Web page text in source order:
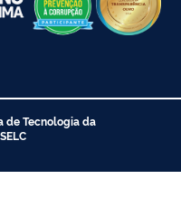
de Tecnologia da